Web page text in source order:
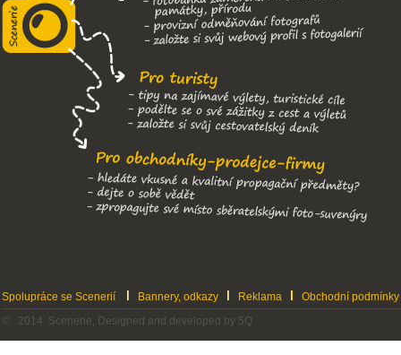
Spolupráce se Scenerií Bannery, odkazy Reklama
Obchodní podmínky
© 2014 Scenerie, Designed and developed by 5Q